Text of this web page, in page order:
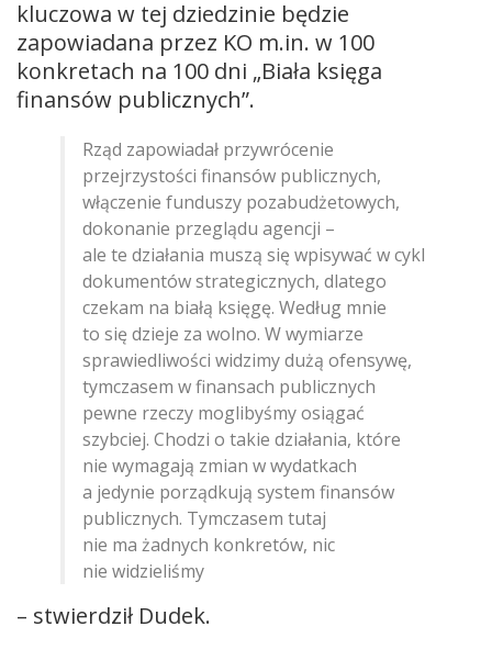
kluczowa w tej dziedzinie będzie
zapowiadana przez KO m.in. w 100
konkretach na 100 dni „Biała księga
finansów publicznych”.
Rząd zapowiadał przywrócenie
przejrzystości finansów publicznych,
włączenie funduszy pozabudżetowych,
dokonanie przeglądu agencji –
ale te działania muszą się wpisywać w cykl
dokumentów strategicznych, dlatego
czekam na białą księgę. Według mnie
to się dzieje za wolno. W wymiarze
sprawiedliwości widzimy dużą ofensywę,
tymczasem w finansach publicznych
pewne rzeczy moglibyśmy osiągać
szybciej. Chodzi o takie działania, które
nie wymagają zmian w wydatkach
a jedynie porządkują system finansów
publicznych. Tymczasem tutaj
nie ma żadnych konkretów, nic
nie widzieliśmy
– stwierdził Dudek.